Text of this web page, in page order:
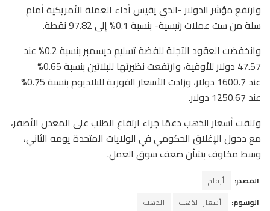
وارتفع مؤشر الدولار -الذي يقيس أداء العملة الأمريكية أمام
سلة من ست عملات رئيسية- بنسبة 0.1% إلى 97.82 نقطة.
وانخفضت العقود الآجلة للفضة تسليم ديسمبر بنسبة 0.2% عند
47.57 دولار للأوقية، وارتفعت نظيرتها للبلاتين بنسبة 0.65%
عند 1600.7 دولار، وزادت الأسعار الفورية للبلاديوم بنسبة 0.75%
عند 1250.67 دولار.
وتلقت أسعار الذهب دعمًا جراء ارتفاع الطلب على المعدن الأصفر،
مع دخول الإغلاق الحكومي في الولايات المتحدة يومه الثاني،
وسط مخاوف بشأن ضعف سوق العمل.
المصدر:
أرقام
الوسوم:
أسعار الذهب الذهب